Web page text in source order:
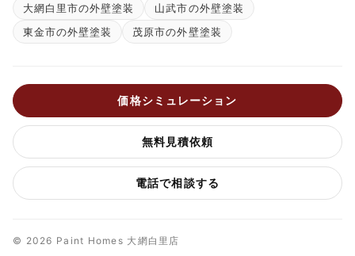
大網白里市の外壁塗装
山武市の外壁塗装
東金市の外壁塗装
茂原市の外壁塗装
価格シミュレーション
無料見積依頼
電話で相談する
© 2026 Paint Homes 大網白里店